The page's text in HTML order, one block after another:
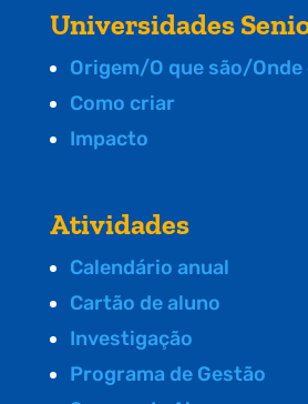
Universidades
Origem/O que são/Onde
Como criar
Impacto
Atividades
Calendário anual
Cartão de aluno
Investigação
Programa de Gestão